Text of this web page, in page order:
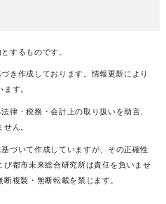
するものです。
き作成しております。情報更新により
す。
律・税務・会計上の取り扱いを助言、
ん。
づいて作成していますが、その正確性
び都市未来総合研究所は責任を負いませ
複製・無断転載を禁じます。